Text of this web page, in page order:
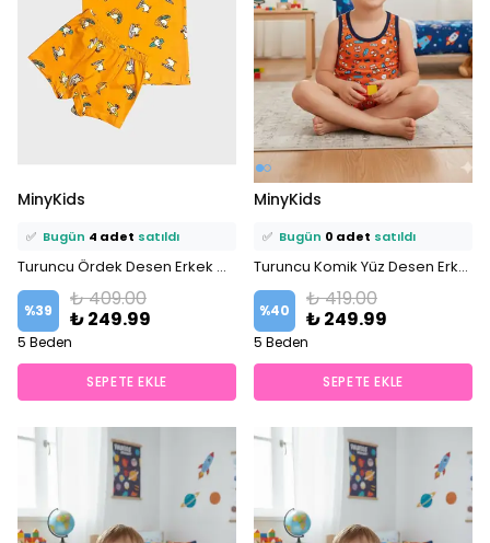
MinyKids
🛒 6 kişisepetine ekledi!
✅ Bugün 4 adet satıldı
Turuncu Ördek Desen Erkek Çocuk Atlet Boxer Takım
%39
₺ 409.00
₺ 249.99
5 Beden
SEPETE EKLE
MinyKids
⭐️ Bu ürünü8 kişifavoriledi!
🛒 4 kişisepetine ekledi!
✅ Bugün 0 adet satıldı
Turuncu Komik Yüz Desen Erkek Çocuk Atlet Boxer Takım
%40
₺ 419.00
₺ 249.99
5 Beden
SEPETE EKLE